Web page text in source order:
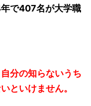
で407名が大学職
分の知らないうち
といけません。